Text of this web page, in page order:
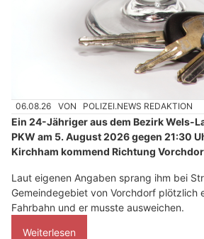
06.08.26 VON POLIZEI.NEWS REDAKTION
Ein 24-Jähriger aus dem Bezirk Wels-
PKW am 5. August 2026 gegen 21:30
Kirchham kommend Richtung
Laut eigenen Angaben sprang ihm bei
Gemeindegebiet von Vorchdorf plötzlich
Fahrbahn und er musste ausweichen.
Weiterlesen